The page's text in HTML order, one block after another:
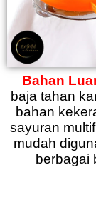
Bahan
baja tahan
bahan
sayuran
mudah
berbagai